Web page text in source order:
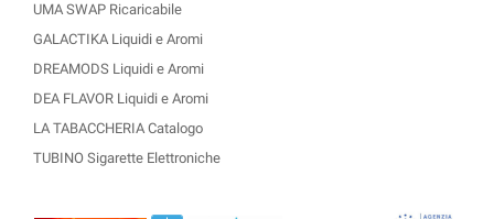
UMA SWAP Ricaricabile
GALACTIKA Liquidi e Aromi
DREAMODS Liquidi e Aromi
DEA FLAVOR Liquidi e Aromi
LA TABACCHERIA Catalogo
TUBINO Sigarette Elettroniche